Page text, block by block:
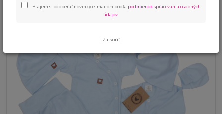
bledomodrá
Prajem si odoberať novinky e-mailom podľa podmienok spracovania osobných
údajov.
Zatvoriť